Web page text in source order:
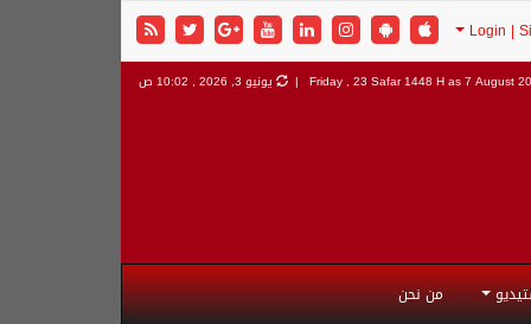
Friday , 23 Safar 1448 H as7 August يونيو 3, 2026 , 10:02 ص
من نحن